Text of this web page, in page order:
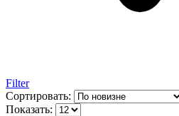
Filter
Сортировать:
Показать: